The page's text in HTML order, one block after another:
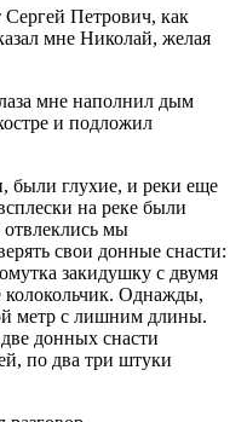
Сергей Петрович, как
мне Николай, желая
мне наполнил дым
и подложил
были глухие, и реки еще
на реке были
мы
свои донные снасти:
закидушку с двумя
колокольчик. Однажды,
метр с лишним длины.
донных снасти
по два три штуки